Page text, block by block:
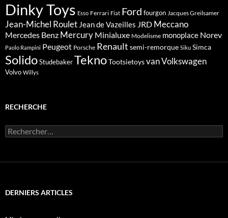
Dinky Toys Esso Ferrari Fiat Ford fourgon Jacques Greilsamer
Jean-Michel Roulet Jean de Vazeilles JRD Meccano
Mercedes Benz Mercury Minialuxe Modelisme monoplace Norev
Paolo Rampini Peugeot Porsche Renault semi-remorque Siku Simca
SolidoStudebakerTeknoTootsietoysvanVolkswagen
Volvo Willys
RECHERCHE
Rechercher :
DERNIERS ARTICLES